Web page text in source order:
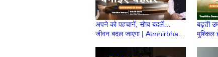
अपने को पहचानें, सोच बदलें…
जीवन बदल जाएगा | Atmnirbhar
Retirement Ke Baad
बढ़ती
मुश्किल